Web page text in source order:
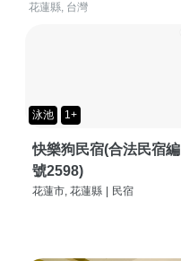
花蓮縣, 台灣
泳池 1+
快樂狗民宿(合法民宿編
號2598)
花蓮市, 花蓮縣 民宿